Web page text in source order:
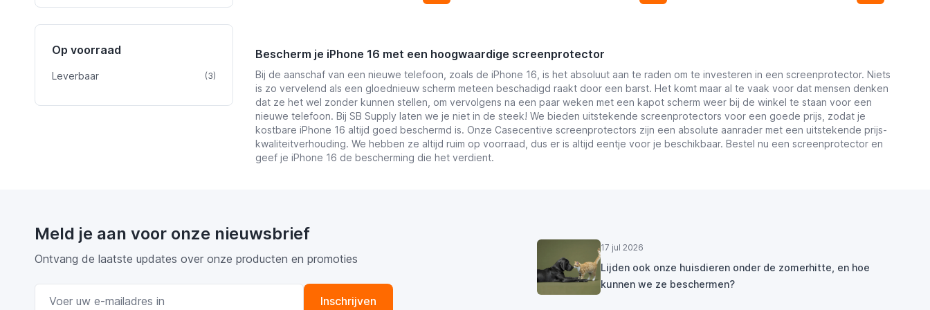
Op voorraad
Leverbaar (3)product
Bescherm je iPhone 16 met een hoogwaardige screenprotector
Bij de aanschaf van een nieuwe telefoon, zoals de iPhone 16, is het absoluut aan te raden om te investeren in een screenprotector. Niets
is zo vervelend als een gloednieuw scherm meteen beschadigd raakt door een barst. Het komt maar al te vaak voor dat mensen denken
dat ze het wel zonder kunnen stellen, om vervolgens na een paar weken met een kapot scherm weer bij de winkel te staan voor een
nieuwe telefoon. Bij SB Supply laten we je niet in de steek! We bieden uitstekende screenprotectors voor een goede prijs, zodat je
kostbare iPhone 16 altijd goed beschermd is. Onze Casecentive screenprotectors zijn een absolute aanrader met een uitstekende prijs-
kwaliteitverhouding. We hebben ze altijd ruim op voorraad, dus er is altijd eentje voor je beschikbaar. Bestel nu een screenprotector en
geef je iPhone 16 de bescherming die het verdient.
Meld je aan voor onze nieuwsbrief
Ontvang de laatste updates over onze producten en promoties
Inschrijven
17 jul 2026
Lijden ook onze huisdieren onder de zomerhitte, en hoe
kunnen we ze beschermen?